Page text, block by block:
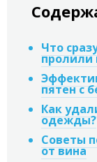
Что
пролили
пятен с
Как
одежды?
Советы
от вина